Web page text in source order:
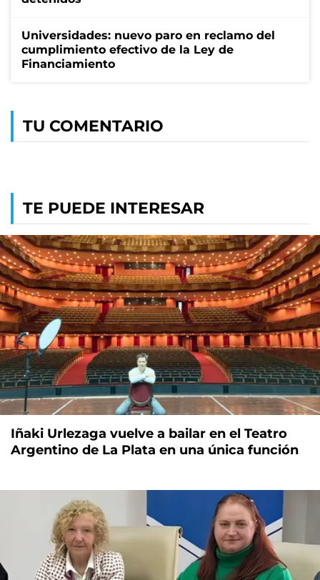
Universidades: nuevo paro en reclamo del
cumplimiento efectivo de la Ley de
Financiamiento
TU COMENTARIO
TE PUEDE INTERESAR
Iñaki Urlezaga vuelve a bailar en el Teatro
Argentino de La Plata en una única función